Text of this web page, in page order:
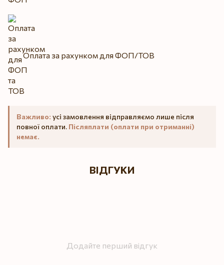
Оплата за рахунком для ФОП/ТОВ
Важливо: усі замовлення відправляємо лише після
повної оплати. Післяплати (оплати при отриманні)
немає.
ВІДГУКИ
Додайте перший відгук